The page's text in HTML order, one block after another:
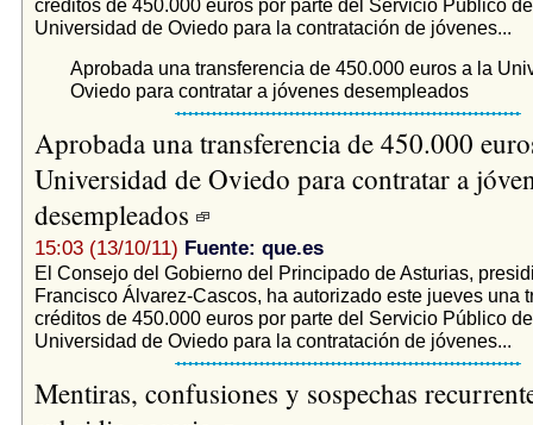
créditos de 450.000 euros por parte del Servicio Público
Universidad de Oviedo para la contratación de jóvenes...
Aprobada una transferencia de 450.000 euros a la
Oviedo para contratar a jóvenes desempleados
Aprobada una transferencia de 450.000
Universidad de Oviedo para contratar a
desempleados
15:03 (13/10/11) Fuente: que.es
El Consejo del Gobierno del Principado de Asturias,
Francisco Álvarez-Cascos, ha autorizado este jueves una
créditos de 450.000 euros por parte del Servicio Público
Universidad de Oviedo para la contratación de jóvenes...
Mentiras, confusiones y sospechas